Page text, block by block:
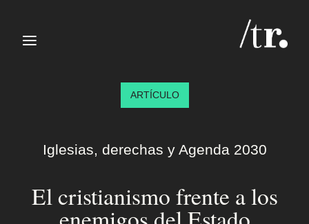
≡
I
ARTÍCULO
Iglesias, derechas y Agenda 2030
El cristianismo frente a los